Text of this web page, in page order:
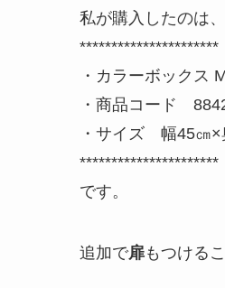
私が購入したのは
**********************
・カラーボックス
・商品コード
・サイズ 幅45㎝×
**********************
です。
追加で扉もつける